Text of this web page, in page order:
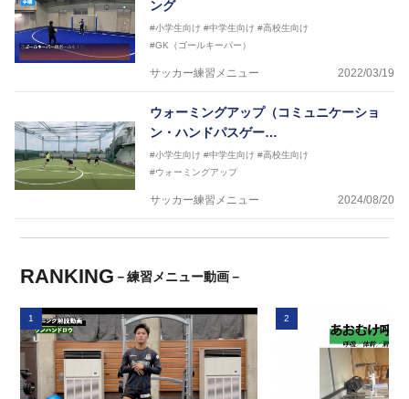
ング
#小学生向け #中学生向け #高校生向け
#GK（ゴールキーパー）
サッカー練習メニュー 2022/03/19
ウォーミングアップ（コミュニケーショ
ン・ハンドパスゲー…
#小学生向け #中学生向け #高校生向け
#ウォーミングアップ
サッカー練習メニュー 2024/08/20
RANKING －練習メニュー動画－
1 2